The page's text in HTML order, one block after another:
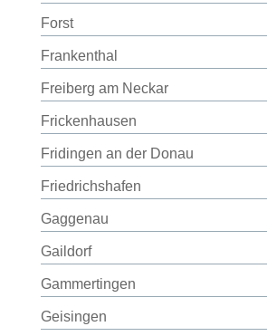
Forst
Frankenthal
Freiberg am Neckar
Frickenhausen
Fridingen an der Donau
Friedrichshafen
Gaggenau
Gaildorf
Gammertingen
Geisingen